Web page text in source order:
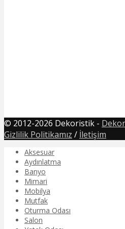
© 2012-2026 Dekoristik -
Gizlilik Politikamız / İletişim
Aksesuar
Aydınlatma
Banyo
Mimari
Mobilya
Mutfak
Oturma Odası
Salon